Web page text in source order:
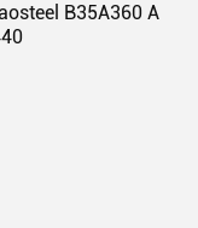
B35A360 A